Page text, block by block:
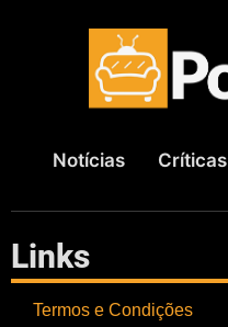
Notícias Críticas
Links
Termos e Condições